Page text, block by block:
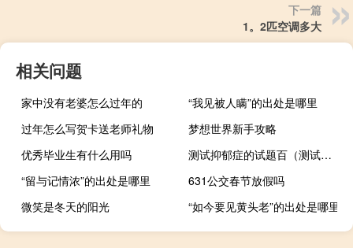
下一篇
1。2匹空调多大
相关问题
家中没有老婆怎么过年的
“我见被人瞒”的出处是哪里
过年怎么写贺卡送老师礼物
梦想世界新手攻略
优秀毕业生有什么用吗
测试抑郁症的试题百（测试抑郁症的试题）
“留与记情浓”的出处是哪里
631公交春节放假吗
微笑是冬天的阳光
“如今要见黄头老”的出处是哪里